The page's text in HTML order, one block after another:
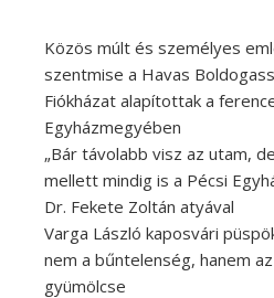
Közös múlt és személyes
szentmise a Havas
Fiókházat alapítottak a
Egyházmegyében
„Bár távolabb visz az utam,
mellett mindig is a Pécsi
Dr. Fekete Zoltán atyával
Varga László kaposvári
nem a bűntelenség, hanem
gyümölcse